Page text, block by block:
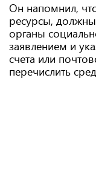
Он напомнил,
ресурсы, должны
органы
заявлением и
счета или
перечислить